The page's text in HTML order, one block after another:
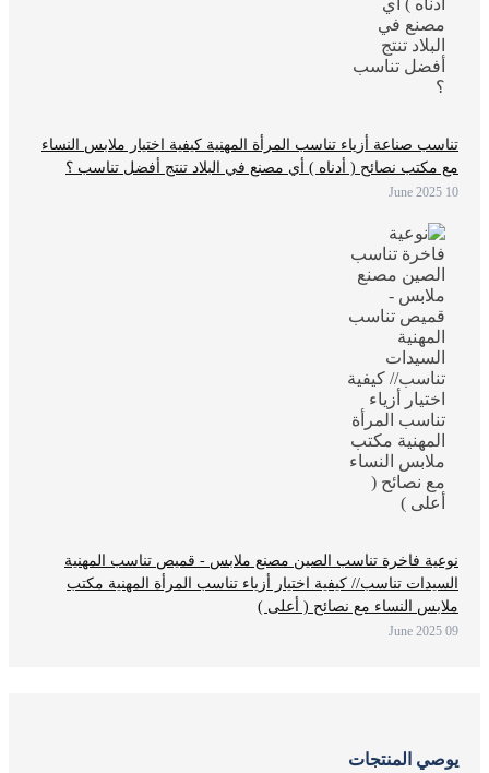
تناسب صناعة أزياء تناسب المرأة المهنية كيفية اختيار ملابس النساء
مع مكتب نصائح ( أدناه ) أي مصنع في البلاد تنتج أفضل تناسب ؟
10 June 2025
نوعية فاخرة تناسب الصين مصنع ملابس - قميص تناسب المهنية
السيدات تناسب// كيفية اختيار أزياء تناسب المرأة المهنية مكتب
ملابس النساء مع نصائح ( أعلى )
09 June 2025
يوصي المنتجات